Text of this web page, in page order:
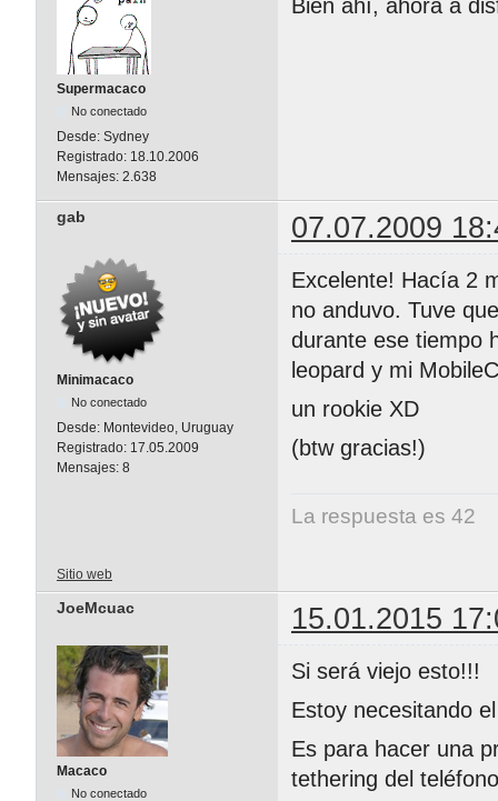
Supermacaco
No conectado
Desde: Sydney
Registrado: 18.10.2006
Mensajes: 2.638
Bien ahí, ahora a
gab 07.07.2009
Minimacaco
No conectado
Desde: Montevideo, Uruguay
Registrado: 17.05.2009
Mensajes: 8
Excelente! Hacía 2
no anduvo. Tuve
durante ese tiempo
leopard y mi
un rookie XD
(btw gracias!)
La respuesta es 42
Sitio web
JoeMcuac 15.01.2015
Macaco
No conectado
Si será viejo esto!!!
Estoy necesitando
Es para hacer una
tethering del